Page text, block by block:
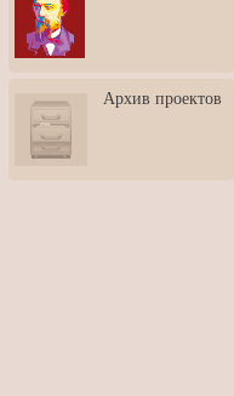
3: Обусловленности
человека и их влияние на
карьеру
скульптором Дмитрием
Тугариновым
АртБульвар в День города
Архив проектов